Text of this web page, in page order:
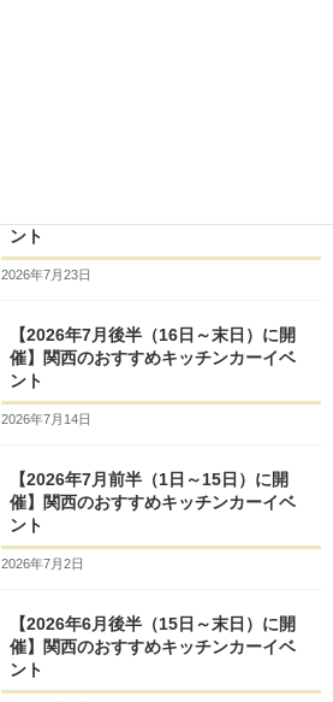
ント
2026年7月23日
【2026年7月後半（16日～末日）に開
催】関西のおすすめキッチンカーイベ
ント
2026年7月14日
【2026年7月前半（1日～15日）に開
催】関西のおすすめキッチンカーイベ
ント
2026年7月2日
【2026年6月後半（15日～末日）に開
催】関西のおすすめキッチンカーイベ
ント